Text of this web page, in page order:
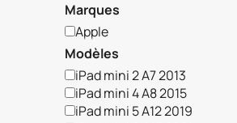
Marques
Apple
Modèles
iPad mini 2 A7 2013
iPad mini 4 A8 2015
iPad mini 5 A12 2019